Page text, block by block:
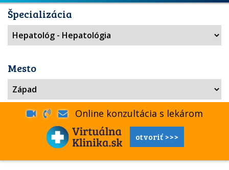
Špecializácia
Mesto
Online konzultácia s lekárom
otvoriť >>>